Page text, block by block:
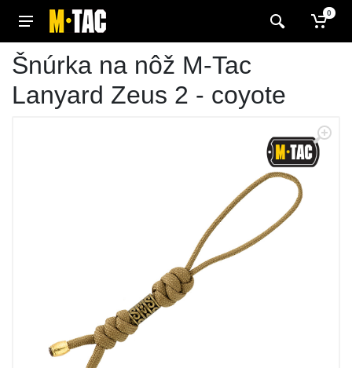
0
Šnúrka na nôž M-Tac
Lanyard Zeus 2 - coyote